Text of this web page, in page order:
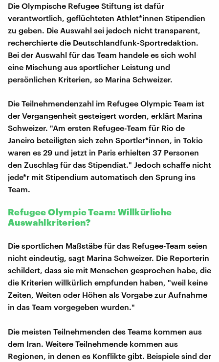
Die Olympische Refugee Stiftung ist dafür
verantwortlich, geflüchteten Athlet*innen Stipendien
zu geben. Die Auswahl sei jedoch nicht transparent,
recherchierte die Deutschlandfunk-Sportredaktion.
Bei der Auswahl für das Team handele es sich wohl
eine Mischung aus sportlicher Leistung und
persönlichen Kriterien, so Marina Schweizer.
Die Teilnehmendenzahl im Refugee Olympic Team ist
der Vergangenheit gesteigert worden, erklärt Marina
Schweizer. "Am ersten Refugee-Team für Rio de
Janeiro beteiligten sich zehn Sportler*innen, in Tokio
waren es 29 und jetzt in Paris erhielten 37 Personen
den Zuschlag für das Stipendiat." Jedoch schaffe nicht
jede*r mit Stipendium automatisch den Sprung ins
Team.
Refugee Olympic Team: Willkürliche
Auswahlkriterien?
Die sportlichen Maßstäbe für das Refugee-Team seien
nicht eindeutig, sagt Marina Schweizer. Die Reporterin
schildert, dass sie mit Menschen gesprochen habe, die
die Kriterien willkürlich empfunden haben, "weil keine
Zeiten, Weiten oder Höhen als Vorgabe zur Aufnahme
in das Team vorgegeben wurden."
Die meisten Teilnehmenden des Teams kommen aus
dem Iran. Weitere Teilnehmende kommen aus
Regionen, in denen es Konflikte gibt. Beispiele sind der